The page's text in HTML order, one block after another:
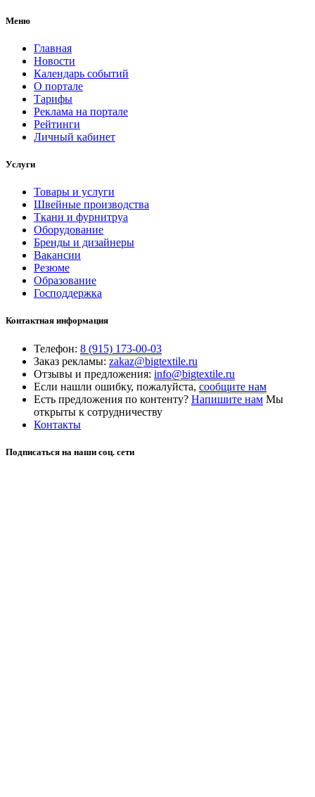
Меню
Главная
Новости
Календарь событий
О портале
Тарифы
Реклама на портале
Рейтинги
Личный кабинет
Услуги
Товары и услуги
Швейные производства
Ткани и фурнитруа
Оборудование
Бренды и дизайнеры
Вакансии
Резюме
Образование
Господдержка
Контактная информация
Телефон: 8 (915) 173-00-03
Заказ рекламы: zakaz@bigtextile.ru
Отзывы и предложения: info@bigtextile.ru
Если нашли ошибку, пожалуйста, сообщите нам
Есть предложения по контенту? Напишите нам Мы
открыты к сотрудничеству
Контакты
Подписаться на наши соц. сети